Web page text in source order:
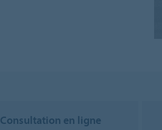
Consultation en ligne